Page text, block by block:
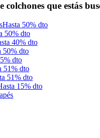
colchones que estás
Hasta 50% dto
50% dto
40% dto
50% dto
dto
51% dto
51% dto
15% dto